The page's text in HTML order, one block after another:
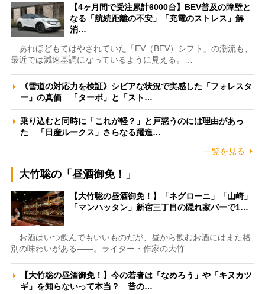
【4ヶ月間で受注累計6000台】BEV普及の障壁と
なる「航続距離の不安」「充電のストレス」解
消…
あれほどもてはやされていた「EV（BEV）シフト」の潮流も、
最近では減速基調になっているように見える。…
《雪道の対応力を検証》シビアな状況で実感した「フォレスタ
ー」の真価 「ターボ」と「スト…
乗り込むと同時に「これが軽？」と戸惑うのには理由があっ
た 「日産ルークス」さらなる躍進…
一覧を見る
大竹聡の「昼酒御免！」
【大竹聡の昼酒御免！】「ネグローニ」「山崎」
「マンハッタン」新宿三丁目の隠れ家バーで1…
お酒はいつ飲んでもいいものだが、昼から飲むお酒にはまた格
別の味わいがある――。ライター・作家の大竹…
【大竹聡の昼酒御免！】今の若者は「なめろう」や「キヌカツ
ギ」を知らないって本当？ 昔の…